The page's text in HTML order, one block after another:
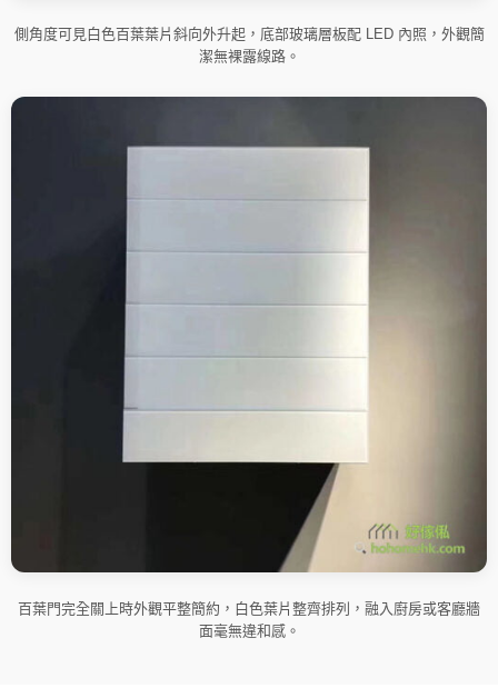
側角度可見白色百葉葉片斜向外升起，底部玻璃層板配 LED 內照，外觀簡
潔無裸露線路。
百葉門完全關上時外觀平整簡約，白色葉片整齊排列，融入廚房或客廳牆
面毫無違和感。